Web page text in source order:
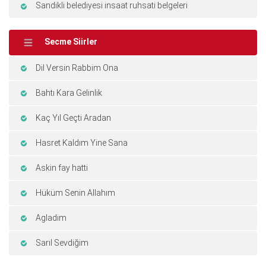
Sandikli belediyesi insaat ruhsati belgeleri
Secme Siirler
Dil Versin Rabbim Ona
Bahtı Kara Gelinlik
Kaç Yıl Geçti Aradan
Hasret Kaldım Yine Sana
Askin fay hatti
Hüküm Senin Allahım
Agladim
Sarıl Sevdiğim